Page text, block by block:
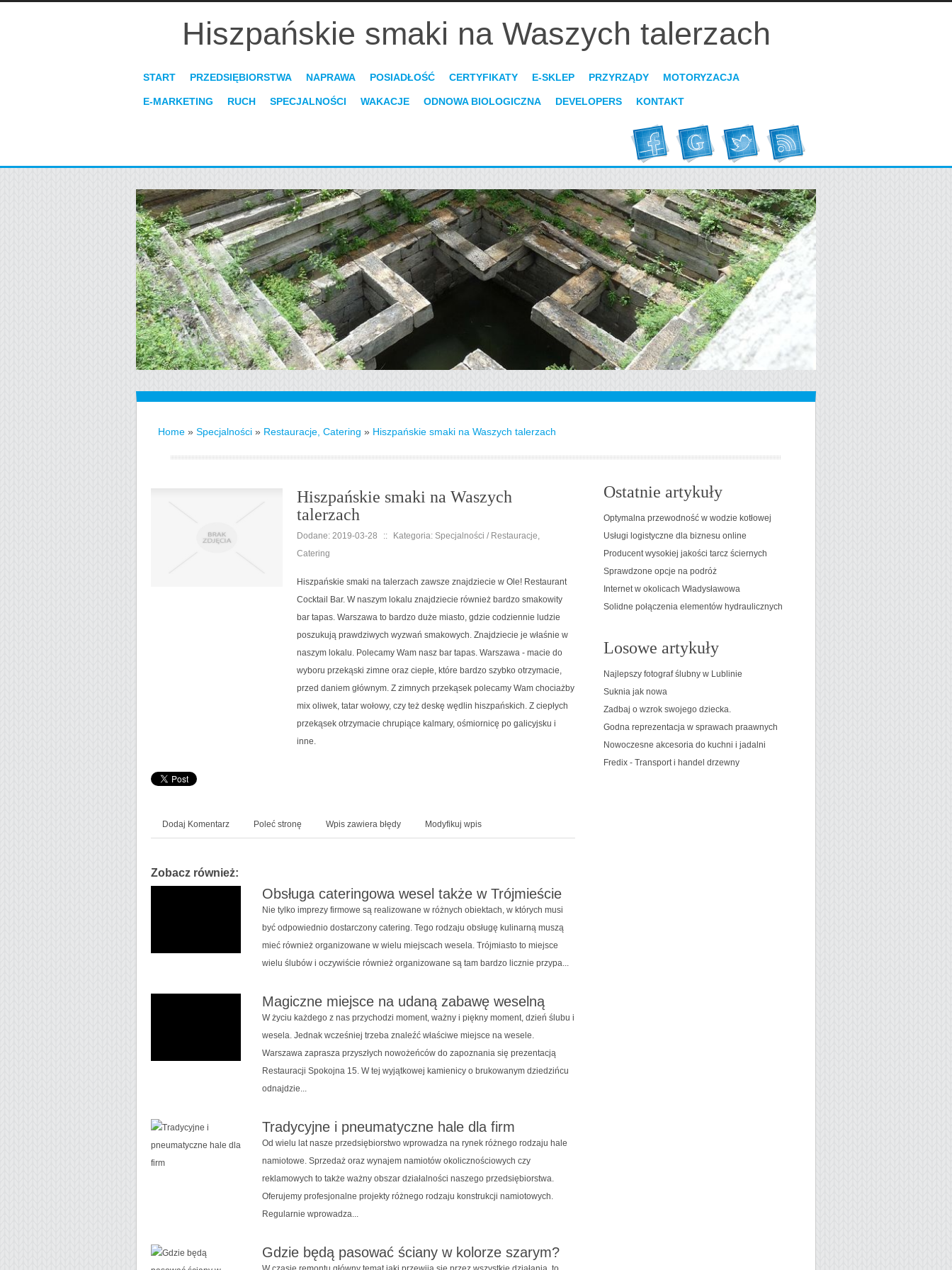
Hiszpańskie smaki na Waszych talerzach
START PRZEDSIĘBIORSTWA NAPRAWA POSIADŁOŚĆ CERTYFIKATY E-SKLEP PRZYRZĄDY MOTORYZACJA
E-MARKETING RUCH SPECJALNOŚCI WAKACJE ODNOWA BIOLOGICZNA DEVELOPERS KONTAKT
Home » Specjalności » Restauracje, Catering » Hiszpańskie smaki na Waszych talerzach
Hiszpańskie smaki na Waszych
talerzach
Dodane: 2019-03-28 ::
Kategoria: Specjalności / Restauracje,
Catering
Hiszpańskie smaki na talerzach zawsze znajdziecie w Ole! Restaurant
Cocktail Bar. W naszym lokalu znajdziecie również bardzo smakowity
bar tapas. Warszawa to bardzo duże miasto, gdzie codziennie ludzie
poszukują prawdziwych wyzwań smakowych. Znajdziecie je właśnie w
naszym lokalu. Polecamy Wam nasz bar tapas. Warszawa - macie do
wyboru przekąski zimne oraz ciepłe, które bardzo szybko otrzymacie,
przed daniem głównym. Z zimnych przekąsek polecamy Wam chociażby
mix oliwek, tatar wołowy, czy też deskę wędlin hiszpańskich. Z ciepłych
przekąsek otrzymacie chrupiące kalmary, ośmiornicę po galicyjsku i
inne.
Dodaj Komentarz Poleć stronę Wpis zawiera błędy Modyfikuj wpis
Zobacz również:
Obsługa cateringowa wesel także w Trójmieście
Nie tylko imprezy firmowe są realizowane w różnych obiektach, w których musi
być odpowiednio dostarczony catering. Tego rodzaju obsługę kulinarną muszą
mieć również organizowane w wielu miejscach wesela. Trójmiasto to miejsce
wielu ślubów i oczywiście również organizowane są tam bardzo licznie przypa...
Magiczne miejsce na udaną zabawę weselną
W życiu każdego z nas przychodzi moment, ważny i piękny moment, dzień ślubu i
wesela. Jednak wcześniej trzeba znaleźć właściwe miejsce na wesele.
Warszawa zaprasza przyszłych nowożeńców do zapoznania się prezentacją
Restauracji Spokojna 15. W tej wyjątkowej kamienicy o brukowanym dziedzińcu
odnajdzie...
Tradycyjne i pneumatyczne hale dla firm
Od wielu lat nasze przedsiębiorstwo wprowadza na rynek różnego rodzaju hale
namiotowe. Sprzedaż oraz wynajem namiotów okolicznościowych czy
reklamowych to także ważny obszar działalności naszego przedsiębiorstwa.
Oferujemy profesjonalne projekty różnego rodzaju konstrukcji namiotowych.
Regularnie wprowadza...
Gdzie będą pasować ściany w kolorze szarym?
Ostatnie artykuły
Optymalna przewodność w wodzie kotłowej
Usługi logistyczne dla biznesu online
Producent wysokiej jakości tarcz ściernych
Sprawdzone opcje na podróż
Internet w okolicach Władysławowa
Solidne połączenia elementów hydraulicznych
Losowe artykuły
Najlepszy fotograf ślubny w Lublinie
Suknia jak nowa
Zadbaj o wzrok swojego dziecka.
Godna reprezentacja w sprawach praawnych
Nowoczesne akcesoria do kuchni i jadalni
Fredix - Transport i handel drzewny